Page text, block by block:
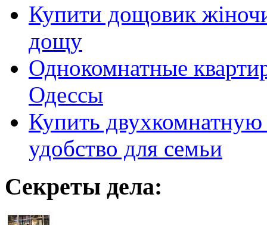
Купити дощовик
дощу
Однокомнатные
Одессы
Купить
удобство для семьи
Секреты дела: